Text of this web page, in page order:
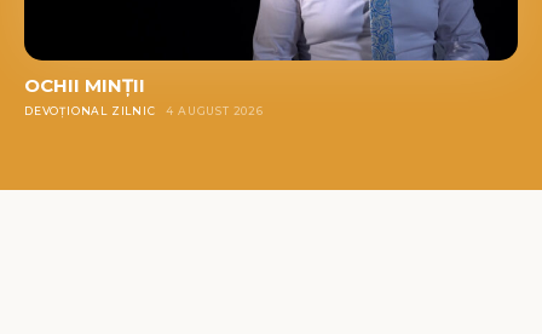
OCHII MINȚII
DEVOȚIONAL ZILNIC 4 AUGUST 2026